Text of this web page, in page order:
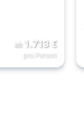
ab 1.713€
pro Person